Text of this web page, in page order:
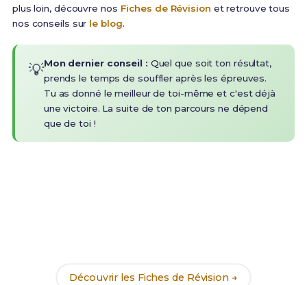
plus loin, découvre nos Fiches de Révision et retrouve tous
nos conseils sur le blog.
💡Mon dernier conseil : Quel que soit ton résultat,
prends le temps de souffler après les épreuves.
Tu as donné le meilleur de toi-même et c'est déjà
une victoire. La suite de ton parcours ne dépend
que de toi !
Découvrir les Fiches de Révision →